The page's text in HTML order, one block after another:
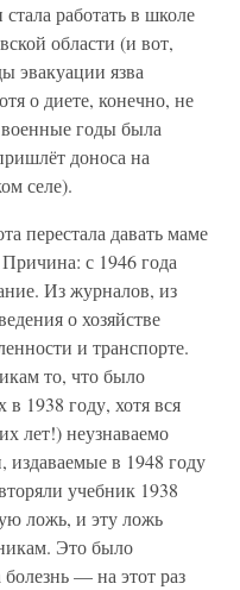
работать в школе
области (и вот,
эвакуации язва
о диете, конечно, не
годы была
доноса на
селе).
перестала давать маме
с 1946 года
Из журналов, из
о хозяйстве
и транспорте.
то, что было
1938 году, хотя вся
лет!) неузнаваемо
в 1948 году
учебник 1938
ложь, и эту ложь
Это было
— на этот раз